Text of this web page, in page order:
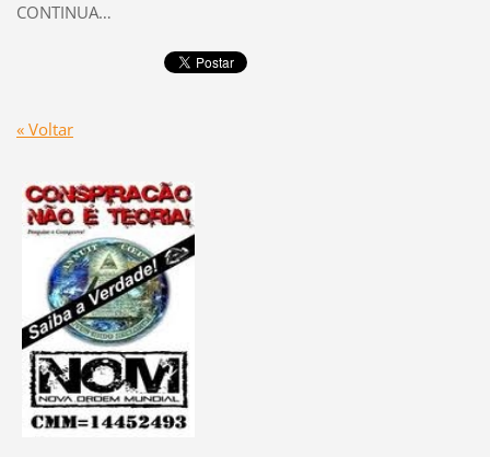
CONTINUA…
« Voltar